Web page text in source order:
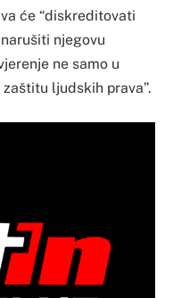
će “diskreditovati
njegovu
ne samo u
ljudskih prava”.